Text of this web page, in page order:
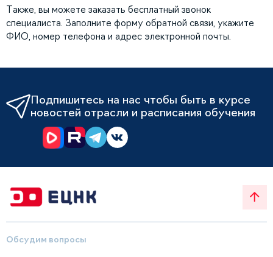
Также, вы можете заказать бесплатный звонок
специалиста. Заполните форму обратной связи, укажите
ФИО, номер телефона и адрес электронной почты.
Подпишитесь на нас чтобы быть в курсе
новостей отрасли и расписания обучения
Обсудим вопросы